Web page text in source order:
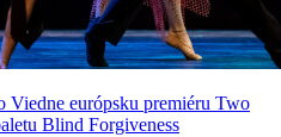
Viedne európsku premiéru Two
Blind Forgiveness